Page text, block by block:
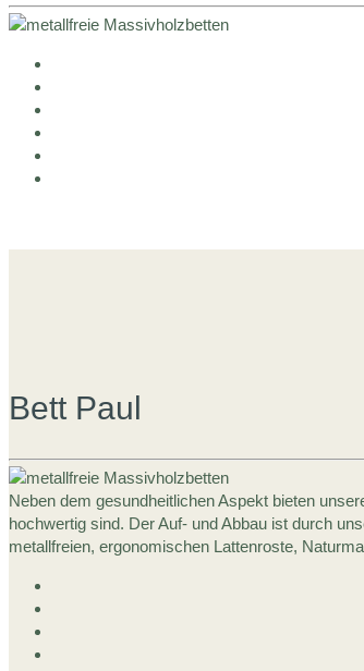
Bett Paul
Neben dem gesundheitlichen Aspekt bieten
hochwertig sind. Der Auf- und Abbau ist durch
metallfreien, ergonomischen Lattenroste,